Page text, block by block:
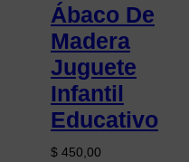
Ábaco De
Madera
Juguete
Infantil
Educativo
$ 450,00